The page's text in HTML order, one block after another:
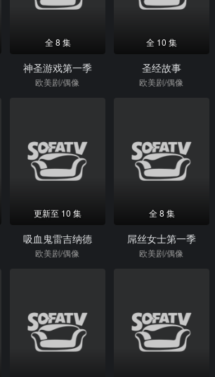
全 8 集
神圣游戏第一季
欧美剧/偶像
全 10 集
圣经故事
欧美剧/偶像
更新至 10 集
吸血鬼雷吉纳德
欧美剧/偶像
全 8 集
屌丝女士第一季
欧美剧/偶像